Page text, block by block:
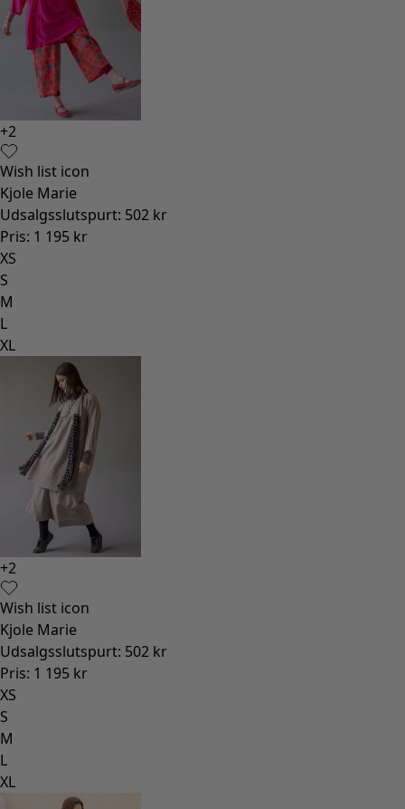
+2
Wish list icon
Kjole Marie
Udsalgsslutspurt: 502 kr
Pris: 1 195 kr
XS
S
M
L
XL
+2
Wish list icon
Kjole Marie
Udsalgsslutspurt: 502 kr
Pris: 1 195 kr
XS
S
M
L
XL